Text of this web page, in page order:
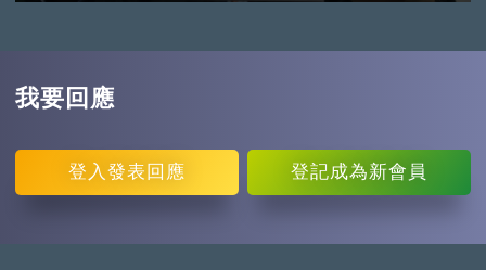
我要回應
登入 發表回應 登記成為新會員